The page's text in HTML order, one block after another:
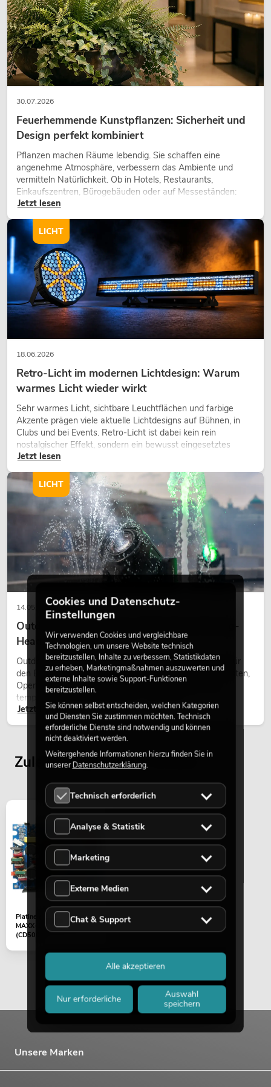
30.07.2026
Feuerhemmende Kunstpflanzen: Sicherheit und
Design perfekt kombiniert
Pflanzen machen Räume lebendig. Sie schaffen eine
angenehme Atmosphäre, verbessern das Ambiente und
vermitteln Natürlichkeit. Ob in Hotels, Restaurants,
Einkaufszentren, Bürogebäuden oder auf Messeständen:
eine hochwertige Begrünung gehört heute längst zum
Jetzt lesen
18.06.2026
Retro-Licht im modernen Lichtdesign: Warum
warmes Licht wieder wirkt
Sehr warmes Licht, sichtbare Leuchtflächen und farbige
Akzente prägen viele aktuelle Lichtdesigns auf Bühnen, in
Clubs und bei Events. Retro-Licht ist dabei kein rein
nostalgischer Effekt, sondern ein bewusst eingesetztes
Gestaltungsmittel: Es schafft Atmosphäre, gibt Szenen
wirken lassen.
Jetzt lesen
LICHT
14.05.2026
Outdoor Moving-Heads: Wetterfeste Moving-
Heads bei Events
Outdoor Moving-Heads sind bewegliche Scheinwerfer für
den Einsatz im Freien. Sie werden bei Festivals, Stadtfesten,
Open-Air-Konzerten, Architekturinszenierungen und
temporären Außeninstallationen eingesetzt.
Jetzt lesen
LICHT
Zuletzt angesehene Artikel
Platine (Endstufe Sub)
MAXX-1206DSP 2.1
(CD500)
Unsere Marken
Cookies und Datenschutz-
Einstellungen
Wir verwenden Cookies und vergleichbare
Technologien, um unsere Website technisch
bereitzustellen, Inhalte zu verbessern, Statistikdaten
zu erheben, Marketingmaßnahmen auszuwerten und
externe Inhalte sowie Support-Funktionen
bereitzustellen.
Sie können selbst entscheiden, welchen Kategorien
und Diensten Sie zustimmen möchten. Technisch
erforderliche Dienste sind notwendig und können
nicht deaktiviert werden.
Weitergehende Informationen hierzu finden Sie in
unsererDatenschutzerklärung.
Technisch erforderlich
Analyse & Statistik
Marketing
Externe Medien
Chat & Support
Nur erforderliche
Auswahl
speichern
Alle akzeptieren